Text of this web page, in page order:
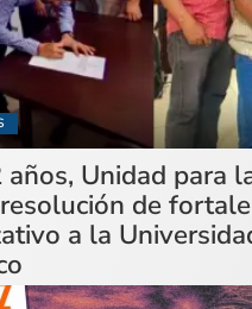
años, Unidad para
de
a la